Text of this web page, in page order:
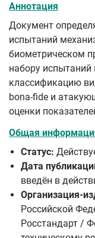
Аннотация
Документ
испытаний
биометрическом
набору испытаний
классификацию
bona‑fide и
оценки
Общая
Статус:
Дата
введён в
Организация-
Российской
Росстандарт /